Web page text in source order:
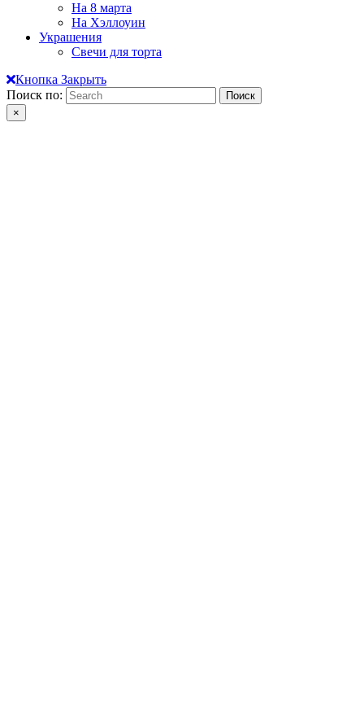
На 8 марта
На Хэллоуин
Украшения
Свечи для торта
Кнопка Закрыть
Поиск по:
×